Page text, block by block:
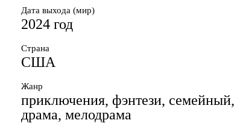
Дата выхода (мир)
2024 год
Страна
США
Жанр
приключения, фэнтези, семейный,
драма, мелодрама